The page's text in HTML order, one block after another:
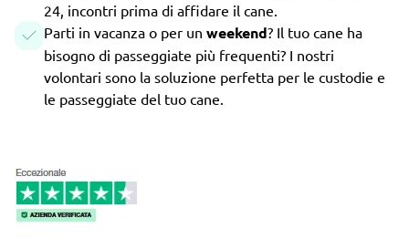
24, incontri prima di affidare il cane.
Parti in vacanza o per un weekend? Il tuo cane ha
bisogno di passeggiate più frequenti? I nostri
volontari sono la soluzione perfetta per le custodie e
le passeggiate del tuo cane.